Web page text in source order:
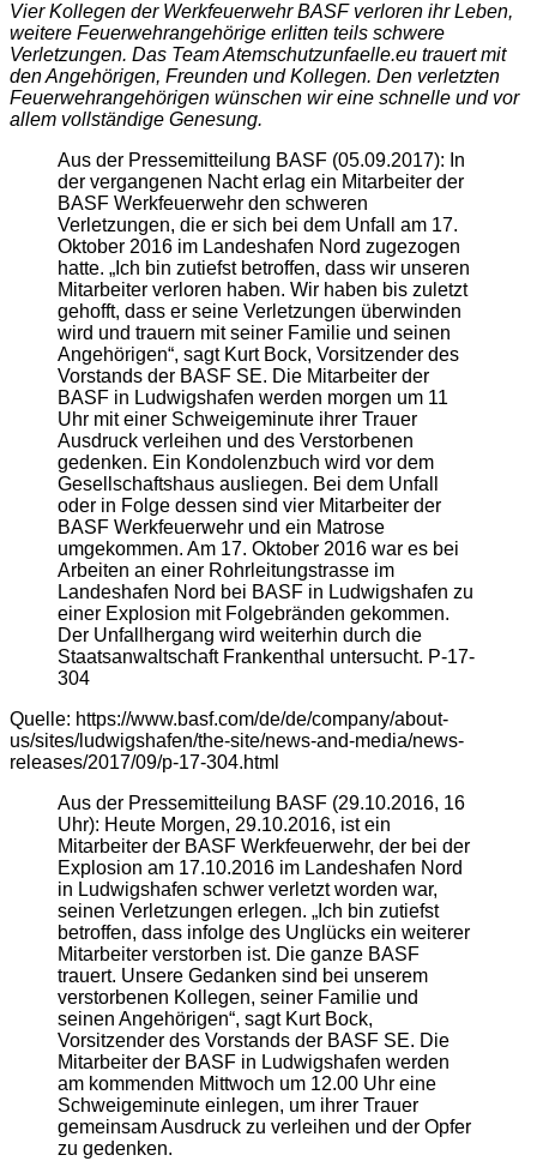
Vier Kollegen der Werkfeuerwehr BASF verloren ihr Leben,
weitere Feuerwehrangehörige erlitten teils schwere
Verletzungen. Das Team Atemschutzunfaelle.eu trauert mit
den Angehörigen, Freunden und Kollegen. Den verletzten
Feuerwehrangehörigen wünschen wir eine schnelle und vor
allem vollständige Genesung.
Aus der Pressemitteilung BASF (05.09.2017): In
der vergangenen Nacht erlag ein Mitarbeiter der
BASF Werkfeuerwehr den schweren
Verletzungen, die er sich bei dem Unfall am 17.
Oktober 2016 im Landeshafen Nord zugezogen
hatte. „Ich bin zutiefst betroffen, dass wir unseren
Mitarbeiter verloren haben. Wir haben bis zuletzt
gehofft, dass er seine Verletzungen überwinden
wird und trauern mit seiner Familie und seinen
Angehörigen“, sagt Kurt Bock, Vorsitzender des
Vorstands der BASF SE. Die Mitarbeiter der
BASF in Ludwigshafen werden morgen um 11
Uhr mit einer Schweigeminute ihrer Trauer
Ausdruck verleihen und des Verstorbenen
gedenken. Ein Kondolenzbuch wird vor dem
Gesellschaftshaus ausliegen. Bei dem Unfall
oder in Folge dessen sind vier Mitarbeiter der
BASF Werkfeuerwehr und ein Matrose
umgekommen. Am 17. Oktober 2016 war es bei
Arbeiten an einer Rohrleitungstrasse im
Landeshafen Nord bei BASF in Ludwigshafen zu
einer Explosion mit Folgebränden gekommen.
Der Unfallhergang wird weiterhin durch die
Staatsanwaltschaft Frankenthal untersucht. P-17-
304
Quelle: https://www.basf.com/de/de/company/about-
us/sites/ludwigshafen/the-site/news-and-media/news-
releases/2017/09/p-17-304.html
Aus der Pressemitteilung BASF (29.10.2016, 16
Uhr): Heute Morgen, 29.10.2016, ist ein
Mitarbeiter der BASF Werkfeuerwehr, der bei der
Explosion am 17.10.2016 im Landeshafen Nord
in Ludwigshafen schwer verletzt worden war,
seinen Verletzungen erlegen. „Ich bin zutiefst
betroffen, dass infolge des Unglücks ein weiterer
Mitarbeiter verstorben ist. Die ganze BASF
trauert. Unsere Gedanken sind bei unserem
verstorbenen Kollegen, seiner Familie und
seinen Angehörigen“, sagt Kurt Bock,
Vorsitzender des Vorstands der BASF SE. Die
Mitarbeiter der BASF in Ludwigshafen werden
am kommenden Mittwoch um 12.00 Uhr eine
Schweigeminute einlegen, um ihrer Trauer
gemeinsam Ausdruck zu verleihen und der Opfer
zu gedenken.